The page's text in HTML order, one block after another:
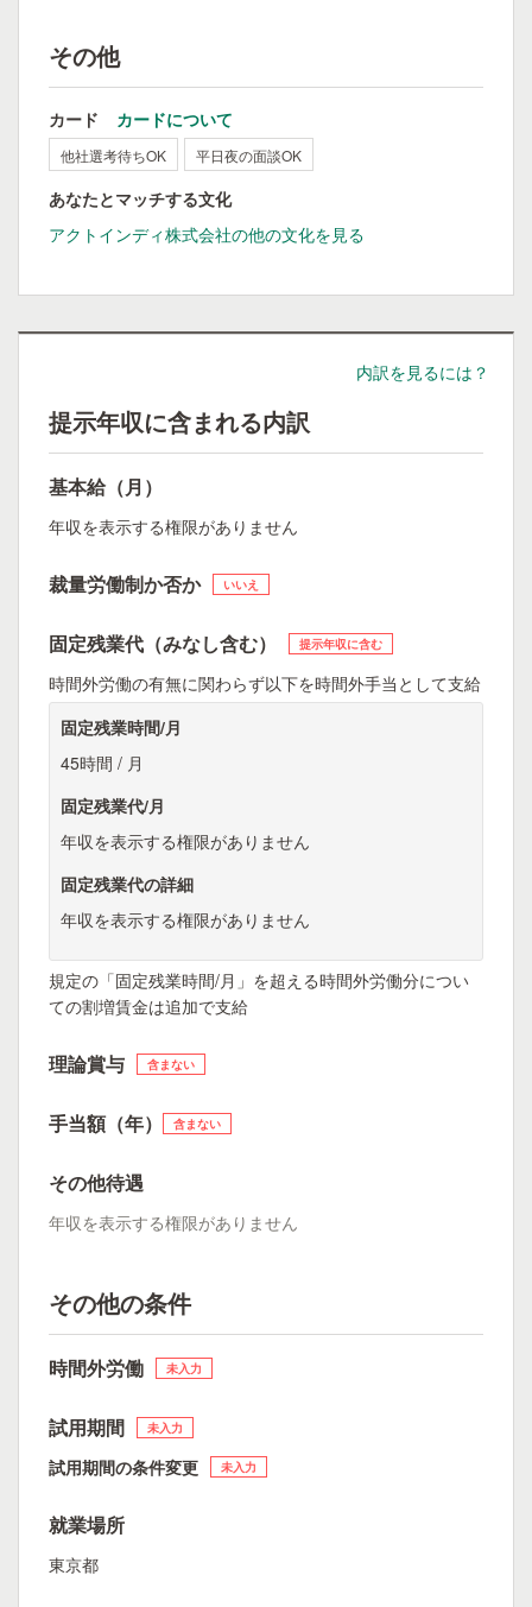
その他
カード カードについて
他社選考待ちOK 平日夜の面談OK
あなたとマッチする文化
アクトインディ株式会社の他の文化を見る
内訳を見るには？
提示年収に含まれる内訳
基本給（月）
年収を表示する権限がありません
裁量労働制か否か いいえ
固定残業代（みなし含む） 提示年収に含む
時間外労働の有無に関わらず以下を時間外手当として支給
固定残業時間/月
45時間 / 月
固定残業代/月
年収を表示する権限がありません
固定残業代の詳細
年収を表示する権限がありません
規定の「固定残業時間/月」を超える時間外労働分につい
ての割増賃金は追加で支給
理論賞与 含まない
手当額（年） 含まない
その他待遇
年収を表示する権限がありません
その他の条件
時間外労働 未入力
試用期間 未入力
試用期間の条件変更 未入力
就業場所
東京都